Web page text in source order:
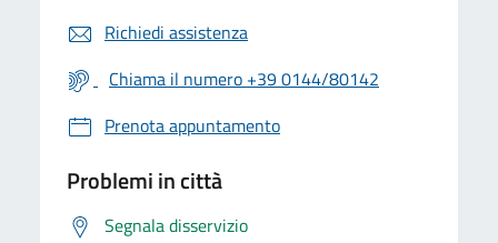
Richiedi assistenza
Chiama il numero +39 0144/80142
Prenota appuntamento
Problemi in città
Segnala disservizio